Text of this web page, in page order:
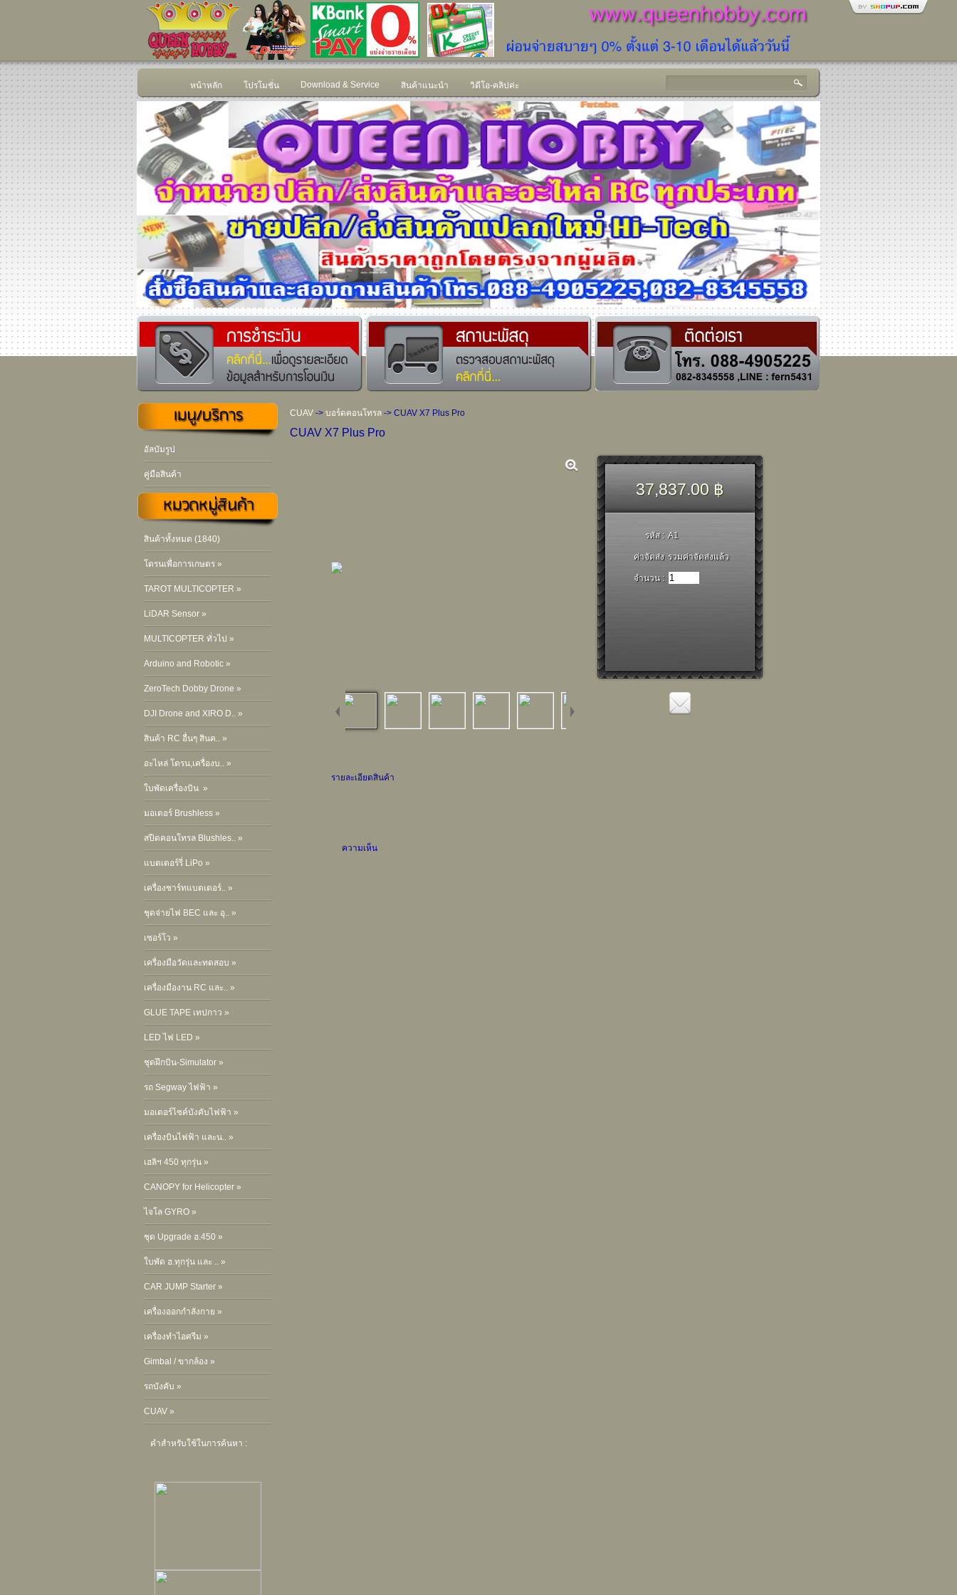
หน้าหลัก โปรโมชั่น Download & Service สินค้าแนะนำ วิดีโอ-คลิปค่ะ
อัลบัมรูป
คู่มือสินค้า
สินค้าทั้งหมด (1840)
โดรนเพื่อการเกษตร »
TAROT MULTICOPTER »
LiDAR Sensor »
MULTICOPTER ทั่วไป »
Arduino and Robotic »
ZeroTech Dobby Drone »
DJI Drone and XIRO D.. »
สินค้า RC อื่นๆ สินค.. »
อะไหล่ โดรน,เครื่องบ.. »
ใบพัดเครื่องบิน »
มอเตอร์ Brushless »
สปีดคอนโทรล Blushles.. »
แบตเตอร์รี่ LiPo »
เครื่องชาร์ทแบตเตอร์.. »
ชุดจ่ายไฟ BEC และ อุ.. »
เซอร์โว »
เครื่องมือวัดและทดสอบ »
เครื่องมืองาน RC และ.. »
GLUE TAPE เทปกาว »
LED ไฟ LED »
ชุดฝึกบิน-Simulator »
รถ Segway ไฟฟ้า »
มอเตอร์ไซค์บังคับไฟฟ้า »
เครื่องบินไฟฟ้า และน.. »
เฮลิฯ 450 ทุกรุ่น »
CANOPY for Helicopter »
ไจโล GYRO »
ชุด Upgrade ฮ.450 »
ใบพัด ฮ.ทุกรุ่น และ .. »
CAR JUMP Starter »
เครื่องออกกำลังกาย »
เครื่องทำไอศรีม »
Gimbal / ขากล้อง »
รถบังคับ »
CUAV »
คำสำหรับใช้ในการค้นหา :
CUAV -> บอร์ดคอนโทรล -> CUAV X7 Plus Pro
CUAV X7 Plus Pro
37,837.00 ฿
รหัส : A1
ค่าจัดส่ง รวมค่าจัดส่งแล้ว
จำนวน :
รายละเอียดสินค้า
ความเห็น